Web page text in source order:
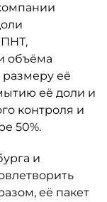
ПНТ,
объёма
её
её доли и
контроля и
50%.
и
её пакет